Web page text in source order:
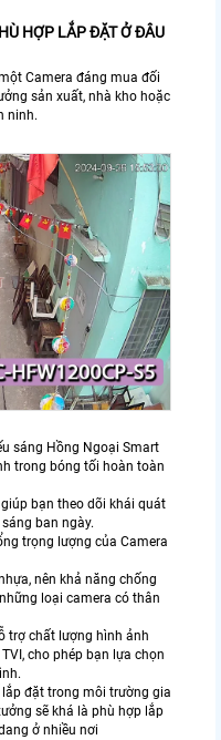
HỢP LẮP ĐẶT Ở ĐÂU
Camera đáng mua đối
sản xuất, nhà kho hoặc
ninh.
sáng Hồng Ngoại Smart
trong bóng tối hoàn toàn
bạn theo dõi khái quát
ban ngày.
trọng lượng của Camera
nên khả năng chống
loại camera có thân
trợ chất lượng hình ảnh
cho phép bạn lựa chọn
đặt trong môi trường gia
sẽ khá là phù hợp lắp
ở nhiều nơi